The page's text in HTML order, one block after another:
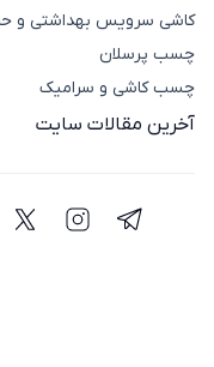
کاشی سرویس بهداشتی و
چسب پرسلان
چسب کاشی و سرامیک
آخرین مقالات سایت
شبکه اجتماعی
شبکه